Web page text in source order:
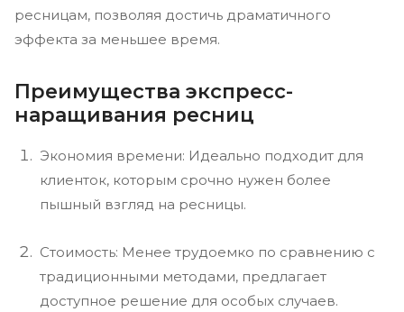
ресницам, позволяя достичь драматичного
эффекта за меньшее время.
Преимущества экспресс-
наращивания ресниц
Экономия времени: Идеально подходит для
клиенток, которым срочно нужен более
пышный взгляд на ресницы.
Стоимость: Менее трудоемко по сравнению с
традиционными методами, предлагает
доступное решение для особых случаев.